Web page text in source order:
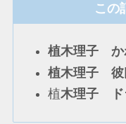
この
植木理子 か
植木理子 彼
植木理子 ド